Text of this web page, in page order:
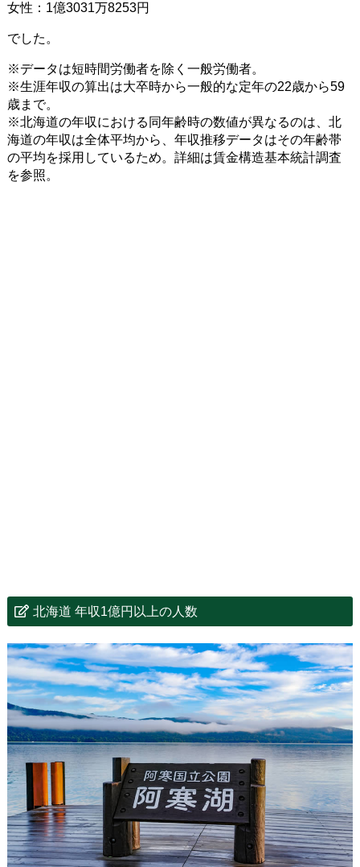
女性：1億3031万8253円
でした。
※データは短時間労働者を除く一般労働者。
※生涯年収の算出は大卒時から一般的な定年の22歳から59
歳まで。
※北海道の年収における同年齢時の数値が異なるのは、北
海道の年収は全体平均から、年収推移データはその年齢帯
の平均を採用しているため。詳細は賃金構造基本統計調査
を参照。
北海道 年収1億円以上の人数